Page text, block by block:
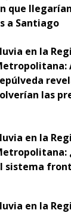
que
a Santiago
en la
las
en la
sistema
en la